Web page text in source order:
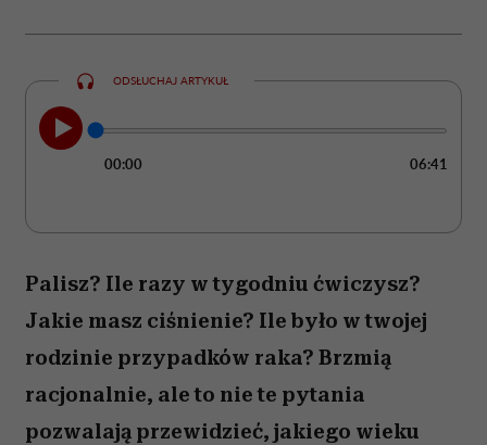
ODSŁUCHAJ ARTYKUŁ
00:00 06:41
Palisz? Ile razy w tygodniu ćwiczysz?
Jakie masz ciśnienie? Ile było w twojej
rodzinie przypadków raka? Brzmią
racjonalnie, ale to nie te pytania
pozwalają przewidzieć, jakiego wieku